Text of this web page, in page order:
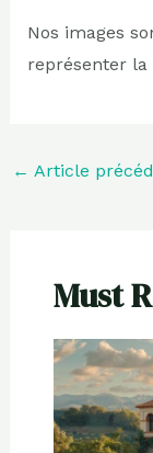
Nos images
représenter la
← Article
Must